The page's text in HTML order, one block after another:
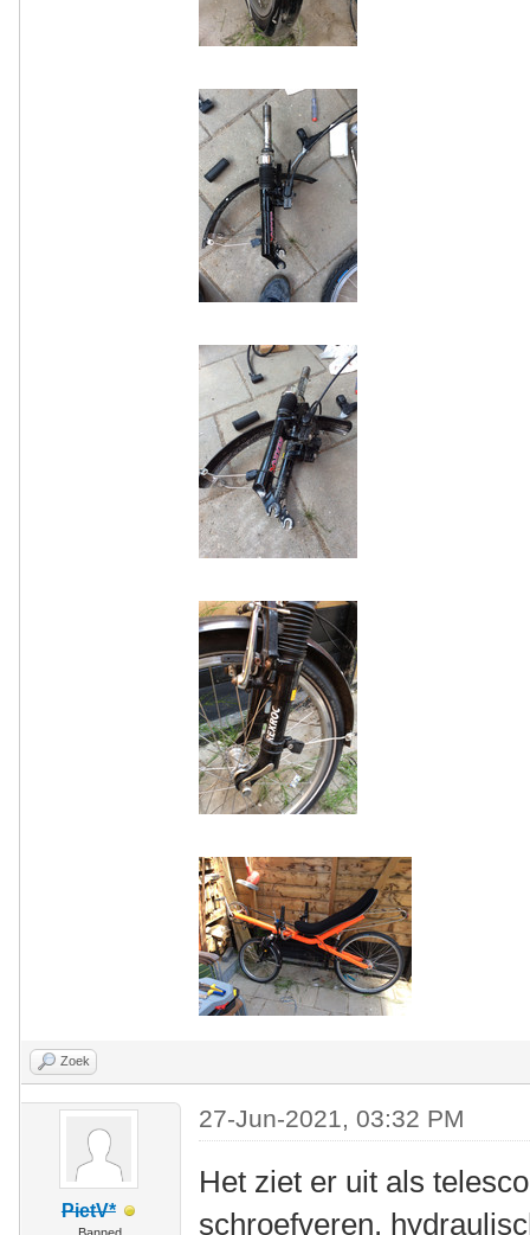
Zoek
PietV*
27-Jun-2021, 03:32 PM
Het ziet er uit als
schroefveren,